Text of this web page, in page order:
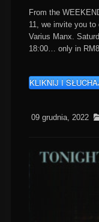
From the
11, we invite you to
Varius Manx.
18:00… only in
KLIKNIJ I
09 grudnia, 2022